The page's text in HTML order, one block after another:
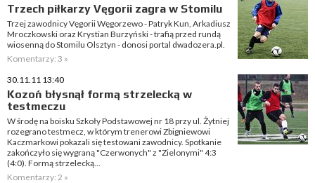
Trzech piłkarzy Vęgorii zagra w Stomilu
Trzej zawodnicy Vęgorii Węgorzewo - Patryk Kun, Arkadiusz
Mroczkowski oraz Krystian Burzyński - trafią przed rundą
wiosenną do Stomilu Olsztyn - donosi portal dwadozera.pl.
Komentarzy: 3 »
30.11.11 13:40
Kozoń błysnął formą strzelecką w
testmeczu
W środę na boisku Szkoły Podstawowej nr 18 przy ul. Żytniej
rozegrano testmecz, w którym trenerowi Zbigniewowi
Kaczmarkowi pokazali się testowani zawodnicy. Spotkanie
zakończyło się wygraną "Czerwonych" z "Zielonymi" 4:3
(4:0). Formą strzelecką...
Komentarzy: 2 »